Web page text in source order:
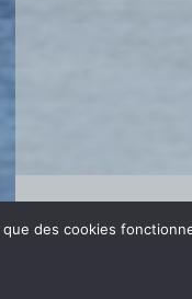
Se connecter
des cookies